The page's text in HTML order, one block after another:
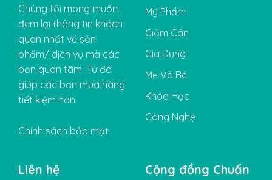
Chúng tôi mong muốn
đem lại thông tin khách
quan nhất về sản
phẩm/ dịch vụ mà các
bạn quan tâm. Từ đó
giúp các bạn mua hàng
tiết kiệm hơn.
Chính sách bảo mật
Mỹ Phẩm
Giảm Cân
Gia Dụng
Mẹ Và Bé
Khóa Học
Công Nghệ
Liên hệ
Cộng đồng Chuẩn